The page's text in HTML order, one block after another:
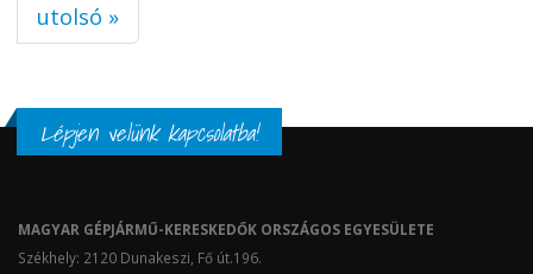
utolsó »
Lépjen velünk kapcsolatba!
MAGYAR GÉPJÁRMŰ-KERESKEDŐK ORSZÁGOS EGYESÜLETE
Székhely: 2120 Dunakeszi, Fő út.196.